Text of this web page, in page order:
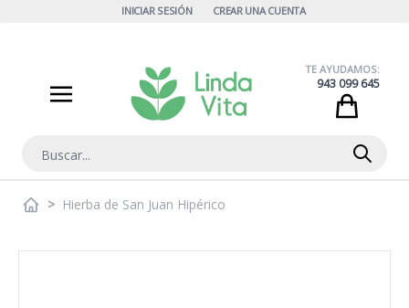
INICIAR SESIÓN CREAR UNA CUENTA
Buscar
TE AYUDAMOS:
943 099 645
> Hierba de San Juan Hipérico